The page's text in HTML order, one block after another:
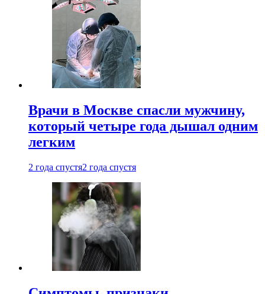
Врачи в Москве спасли мужчину,
который четыре года дышал одним
легким
2 года спустя2 года спустя